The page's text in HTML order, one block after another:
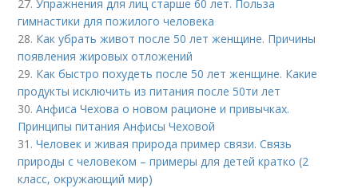
27.Упражнения для лиц старше 60 лет. Польза
гимнастики для пожилого человека
28. Как убрать живот после 50 лет женщине. Причины
появления жировых отложений
29. Как быстро похудеть после 50 лет женщине. Какие
продукты исключить из питания после 50ти лет
30.Анфиса Чехова о новом рационе и привычках.
Принципы питания Анфисы Чеховой
31.Человек и живая природа пример связи. Связь
природы с человеком – примеры для детей кратко (2
класс, окружающий мир)